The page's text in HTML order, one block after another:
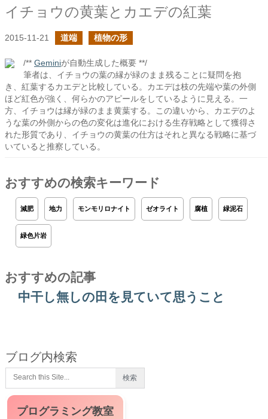
イチョウの黄葉とカエデの紅葉
2015-11-21 道端 植物の形
/** Geminiが自動生成した概要 **/
筆者は、イチョウの葉の縁が緑のまま残ることに疑問を抱
き、紅葉するカエデと比較している。カエデは枝の先端や葉の外側
ほど紅色が強く、何らかのアピールをしているように見える。一
方、イチョウは縁が緑のまま黄葉する。この違いから、カエデのよ
うな葉の外側からの色の変化は進化における生存戦略として獲得さ
れた形質であり、イチョウの黄葉の仕方はそれと異なる戦略に基づ
いていると推察している。
おすすめの検索キーワード
減肥 地力 モンモリロナイト ゼオライト 腐植 緑泥石
緑色片岩
おすすめの記事
中干し無しの田を見ていて思うこと
ブログ内検索
プログラミング教室